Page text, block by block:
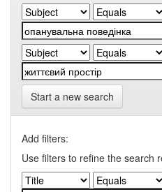
Start a new search
Add filters:
Use filters to refine the search